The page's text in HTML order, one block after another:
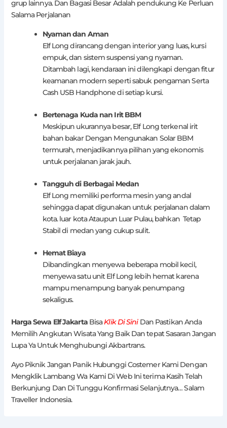
grup lainnya. Dan Bagasi Besar Adalah pendukung Ke Perluan
Salama Perjalanan
Nyaman dan Aman
Elf Long dirancang dengan interior yang luas, kursi
empuk, dan sistem suspensi yang nyaman.
Ditambah lagi, kendaraan ini dilengkapi dengan fitur
keamanan modern seperti sabuk pengaman Serta
Cash USB Handphone di setiap kursi.
Bertenaga Kuda nan Irit BBM
Meskipun ukurannya besar, Elf Long terkenal irit
bahan bakar Dengan Mengunakan Solar BBM
termurah, menjadikannya pilihan yang ekonomis
untuk perjalanan jarak jauh.
Tangguh di Berbagai Medan
Elf Long memiliki performa mesin yang andal
sehingga dapat digunakan untuk perjalanan dalam
kota. luar kota Ataupun Luar Pulau, bahkan Tetap
Stabil di medan yang cukup sulit.
Hemat Biaya
Dibandingkan menyewa beberapa mobil kecil,
menyewa satu unit Elf Long lebih hemat karena
mampu menampung banyak penumpang
sekaligus.
Harga Sewa Elf JakartaBisaKlik Di SiniDan Pastikan Anda
Memilih Angkutan Wisata Yang Baik Dan tepat Sasaran Jangan
Lupa Ya Untuk Menghubungi Akbartrans.
Ayo Piknik Jangan Panik Hubunggi Costemer Kami Dengan
Mengklik Lambang Wa Kami Di Web Ini terima Kasih Telah
Berkunjung Dan Di Tunggu Konfirmasi Selanjutnya… Salam
Traveller Indonesia.